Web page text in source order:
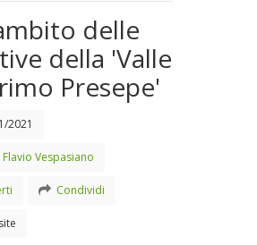
delle
della 'Valle
Presepe'
2021
Vespasiano
Condividi